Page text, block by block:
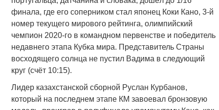
финала, где его соперником стал японец Коки Кано, 3-й
номер текущего мирового рейтинга, олимпийский
чемпион 2020-го в командном первенстве и победитель
недавнего этапа Кубка мира. Представитель Страны
восходящего солнца не пустил Вадима в следующий
круг (счёт 10:15).
Лидер казахстанской сборной Руслан Курбанов,
который на последнем этапе КМ завоевал бронзовую